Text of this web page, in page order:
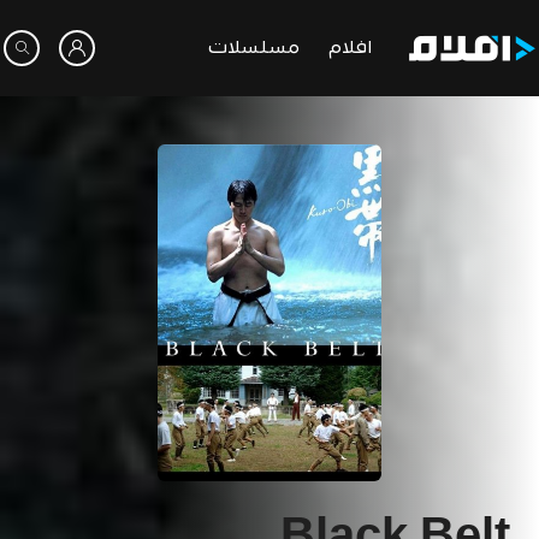
افلام مسلسلات